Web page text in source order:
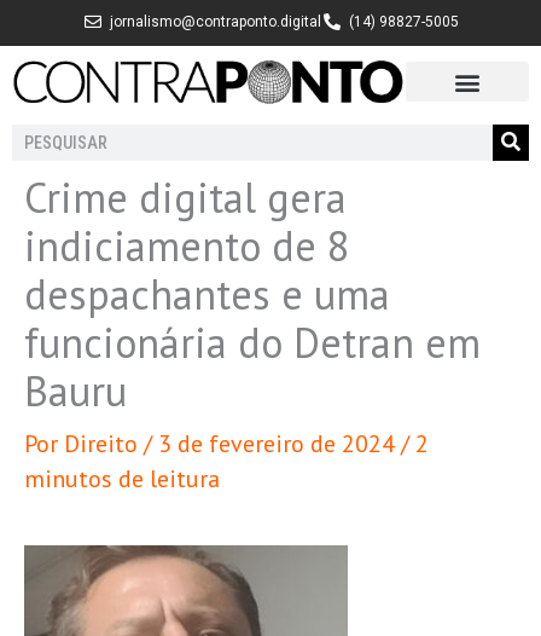
para
jornalismo@contraponto.digital (14) 98827-5005
Pesquisar
Crime digital gera
indiciamento de 8
despachantes e uma
funcionária do Detran em
Bauru
Por Direito / 3 de fevereiro de 2024/2
minutos de leitura